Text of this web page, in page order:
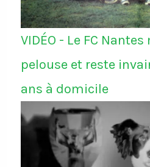
VIDÉO - Le FC
pelouse et reste
ans à domicile